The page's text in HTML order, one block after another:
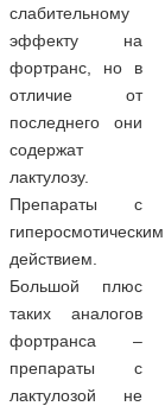
слабительному
эффекту на
фортранс, но в
отличие от
последнего они
содержат
лактулозу.
Препараты с
гиперосмотическим
действием.
Большой плюс
таких аналогов
фортранса –
препараты с
лактулозой не